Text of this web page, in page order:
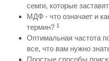
семги, которые
МДФ - что означает и
термин? 1
Оптимальная частота
все, что вам нужно